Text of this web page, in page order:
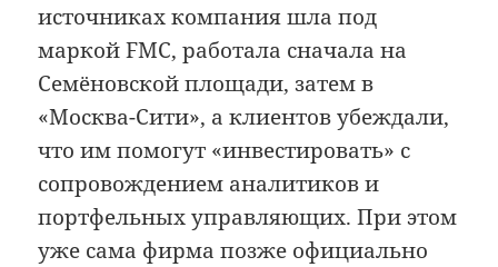
источниках компания шла под
маркой FMC, работала сначала на
Семёновской площади, затем в
«Москва-Сити», а клиентов убеждали,
что им помогут «инвестировать» с
сопровождением аналитиков и
портфельных управляющих. При этом
уже сама фирма позже официально